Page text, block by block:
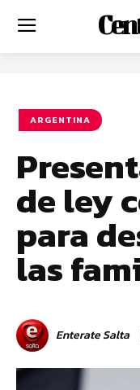
ARGENTINA
de ley
para
las
Enterate Salta